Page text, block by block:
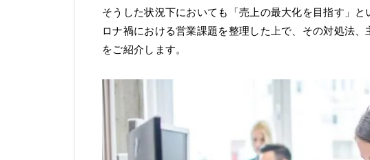
そうした状況下においても「売上の最大化を目指す」
ロナ禍における営業課題を整理した上で、その対処法、
をご紹介します。